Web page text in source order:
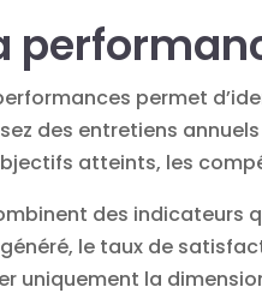
permet
des entretiens
atteints, les
des
le taux de
uniquement la